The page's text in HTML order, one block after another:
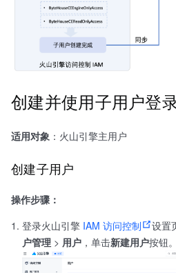
创建并使用子用户登
适用对象 ：火山引擎主用户
创建子用户
操作步骤：
登录火山引擎 IAM 访问控制 设置
户管理 > 用户 ，单击新建用户按钮。